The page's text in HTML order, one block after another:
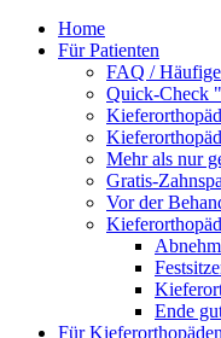
Home
Für Patienten
FAQ /
Quick-Check
Mehr als nur
Gratis-
Vor der
Ende
Für Kieferorthopäden